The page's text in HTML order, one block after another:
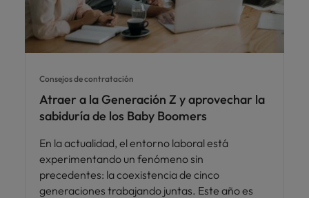
Consejos de contratación
Atraer a la Generación Z y aprovechar la
sabiduría de los Baby Boomers
En la actualidad, el entorno laboral está
experimentando un fenómeno sin
precedentes: la coexistencia de cinco
generaciones trabajando juntas. Este año es